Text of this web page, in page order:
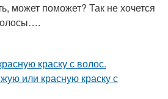
может поможет? Так не хочется